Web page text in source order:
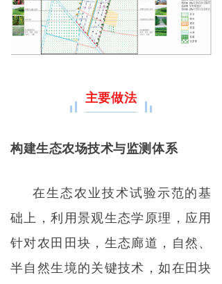
主要做法
构建生态农场技术与监测体系
在生态农业技术试验示范的基
础上，利用景观生态学原理，应用
针对农田田块，生态廊道，自然、
半自然生境的关键技术，如在田块